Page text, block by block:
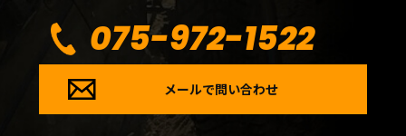
075-972-1522
メールで問い合わせ